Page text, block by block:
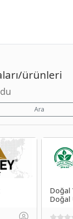
ürünleri
Ara
Doğal
Doğal